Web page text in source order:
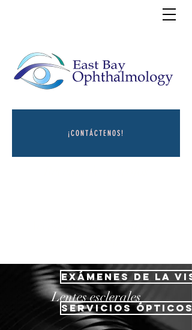
Exámenes de la
Servicios ópticos
¡CONTÁCTENOS!
Lentes esclerales